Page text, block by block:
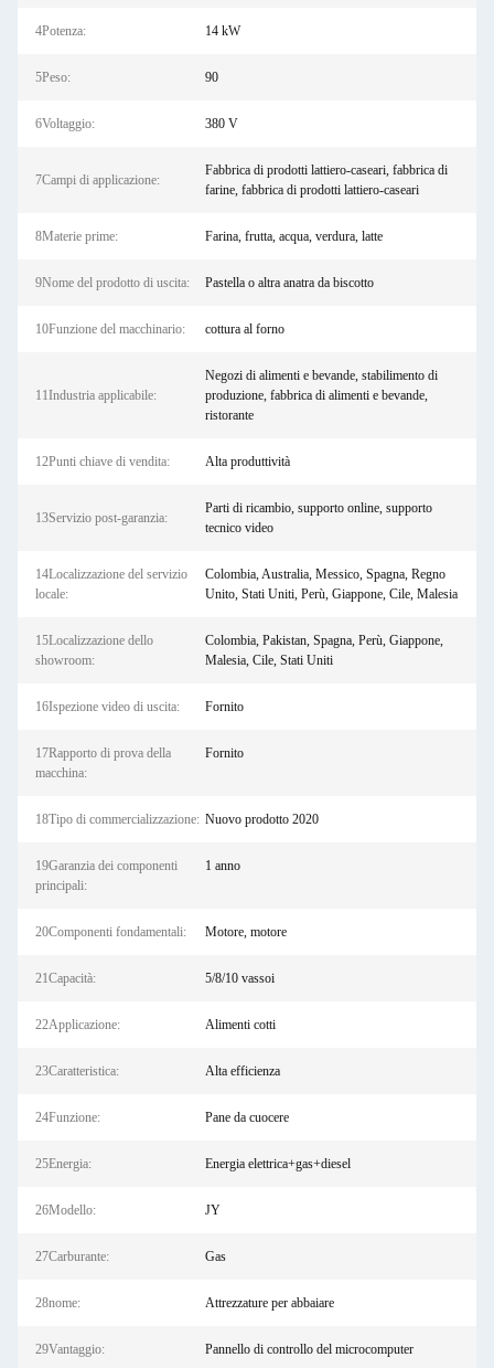
4Potenza: 14 kW
5Peso: 90
6Voltaggio: 380 V
7Campi di applicazione:
Fabbrica di prodotti lattiero-caseari, fabbrica di
farine, fabbrica di prodotti lattiero-caseari
8Materie prime: Farina, frutta, acqua, verdura, latte
9Nome del prodotto di uscita: Pastella o altra anatra da biscotto
10Funzione del macchinario: cottura al forno
11Industria applicabile:
Negozi di alimenti e bevande, stabilimento di
produzione, fabbrica di alimenti e bevande,
ristorante
12Punti chiave di vendita: Alta produttività
13Servizio post-garanzia:
Parti di ricambio, supporto online, supporto
tecnico video
14Localizzazione del servizio
locale:
Colombia, Australia, Messico, Spagna, Regno
Unito, Stati Uniti, Perù, Giappone, Cile, Malesia
15Localizzazione dello
showroom:
Colombia, Pakistan, Spagna, Perù, Giappone,
Malesia, Cile, Stati Uniti
16Ispezione video di uscita: Fornito
17Rapporto di prova della
macchina:
Fornito
18Tipo di commercializzazione: Nuovo prodotto 2020
19Garanzia dei componenti
principali:
1 anno
20Componenti fondamentali: Motore, motore
21Capacità: 5/8/10 vassoi
22Applicazione: Alimenti cotti
23Caratteristica: Alta efficienza
24Funzione: Pane da cuocere
25Energia: Energia elettrica+gas+diesel
26Modello: JY
27Carburante: Gas
28nome: Attrezzature per abbaiare
29Vantaggio: Pannello di controllo del microcomputer